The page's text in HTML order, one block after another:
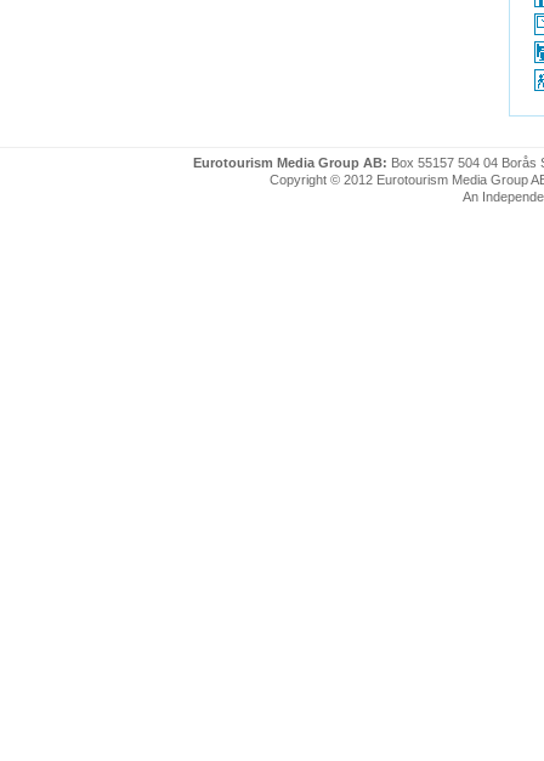
Eurotourism Media Group AB: Box 55157 504 04 Borås
Copyright © 2012 Eurotourism Media Group
An